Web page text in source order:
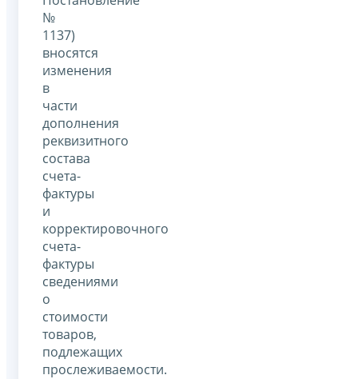
№
1137)
вносятся
изменения
в
части
дополнения
реквизитного
состава
счета-
фактуры
и
корректировочного
счета-
фактуры
сведениями
о
стоимости
товаров,
подлежащих
прослеживаемости.